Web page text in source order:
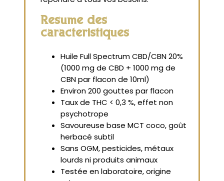
Résumé des
caractéristiques
Huile Full Spectrum CBD/CBN 20%
(1000 mg de CBD + 1000 mg de
CBN par flacon de 10ml)
Environ 200 gouttes par flacon
Taux de THC < 0,3 %, effet non
psychotrope
Savoureuse base MCT coco, goût
herbacé subtil
Sans OGM, pesticides, métaux
lourds ni produits animaux
Testée en laboratoire, origine